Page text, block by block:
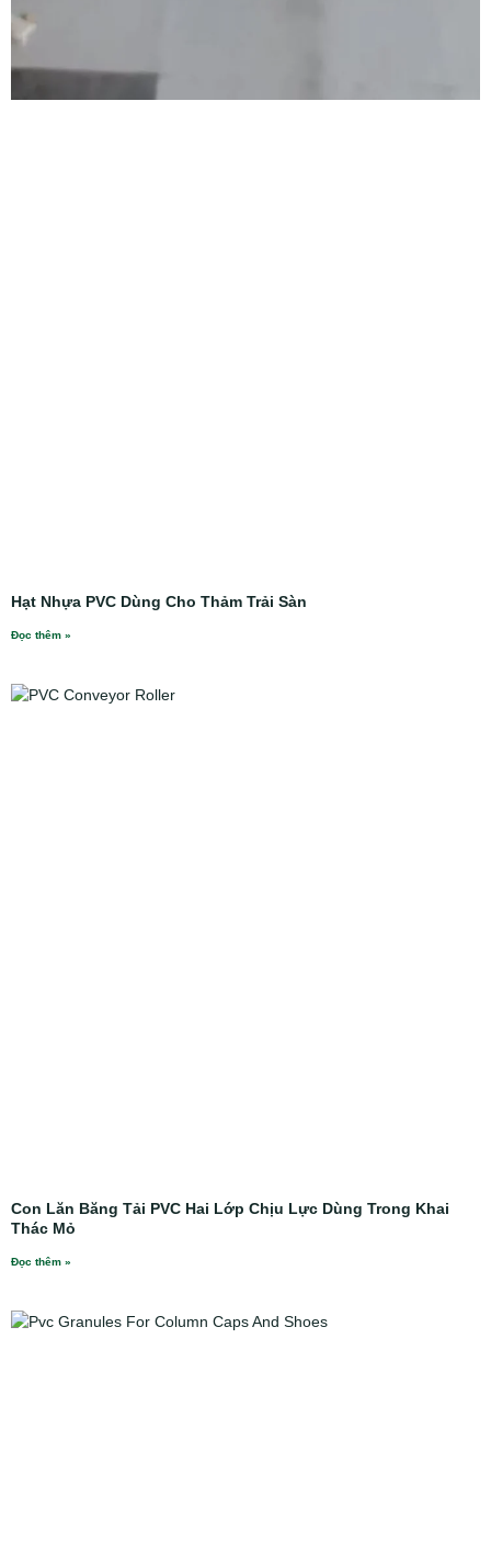
Hạt Nhựa PVC Dùng Cho Thảm Trải Sàn
Đọc thêm »
Con Lăn Băng Tải PVC Hai Lớp Chịu Lực Dùng Trong Khai
Thác Mỏ
Đọc thêm »